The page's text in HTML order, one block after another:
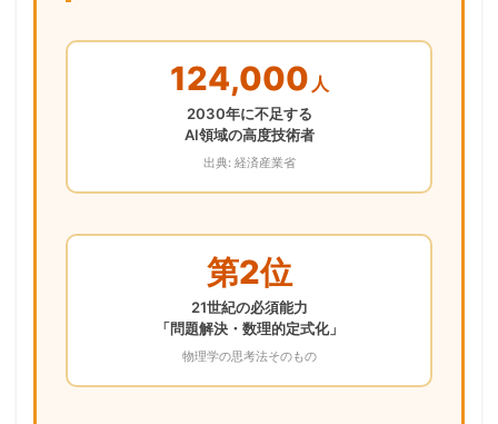
124,000 人
2030年に不足する
AI領域の高度技術者
出典: 経済産業省
第2位
21世紀の必須能力
「問題解決・数理的定式化」
物理学の思考法そのもの